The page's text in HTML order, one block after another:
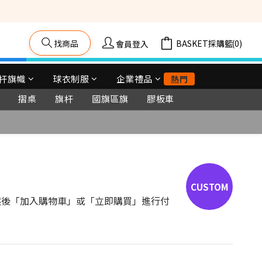
籠車, 舞台等)
找商品
會員登入 購物車(0)
旗幟 球衣制服 企業禮品 熱門
摺桌 旗杆 國旗區旗 膠板車
「加入購物車」或「立即購買」進行付